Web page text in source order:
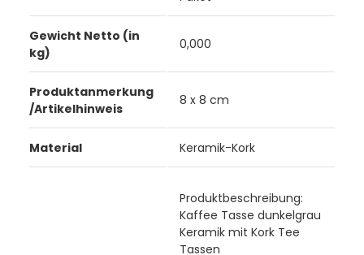
Gewicht Netto (in
kg)
0,000
Produktanmerkung
/Artikelhinweis
8 x 8 cm
Material Keramik-Kork
Produktbeschreibung:
Kaffee Tasse dunkelgrau
Keramik mit Kork Tee
Tassen